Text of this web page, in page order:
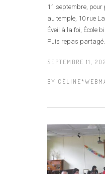
11 septembre,
au temple, 10 rue
Éveil à la foi, École
Puis repas
SEPTEMBRE 11,
BY